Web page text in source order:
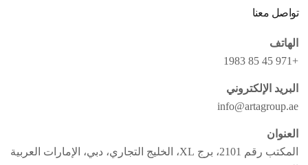
تواصل معنا
الهاتف
+971 45 85 1983
البريد الإلكتروني
info@artagroup.ae
العنوان
المكتب رقم 2101، برج XL، الخليج التجاري، دبي، الإمارات العربية